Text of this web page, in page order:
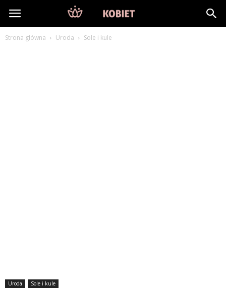
DlaKobiet24.pl
Strona główna Uroda Sole i kule
Uroda Sole i kule